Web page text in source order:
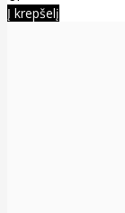
Į krepšelį